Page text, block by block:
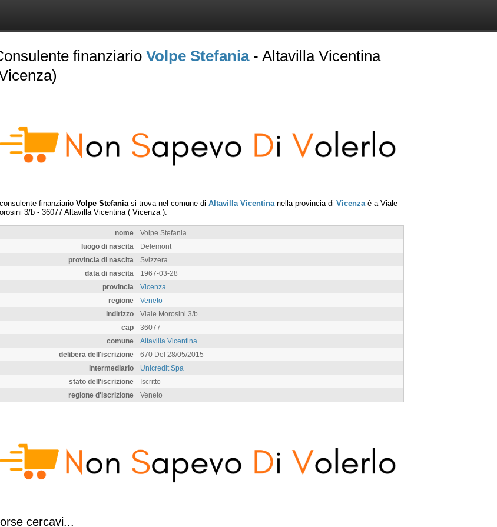
finanziario Volpe Stefania- Altavilla Vicentina
finanziario Volpe Stefania si trova nel comune di Altavilla Vicentina nella provincia di Vicenza è a Viale
3/b - 36077 Altavilla Vicentina ( Vicenza ).
nome
Volpe Stefania
luogo di nascita
Delemont
provincia di nascita
Svizzera
data di nascita
1967-03-28
provincia
Vicenza
regione
Veneto
indirizzo
Viale Morosini 3/b
cap
36077
comune
Altavilla Vicentina
delibera dell'iscrizione
670 Del 28/05/2015
intermediario
Unicredit Spa
stato dell'iscrizione
Iscritto
regione d'iscrizione
Veneto
cercavi...